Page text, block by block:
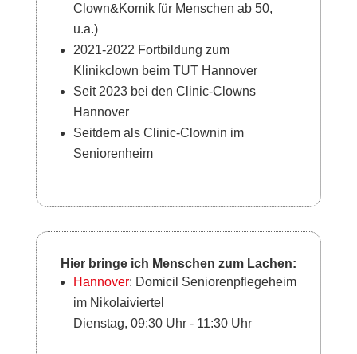
Clown&Komik für Menschen ab 50,
u.a.)
2021-2022 Fortbildung zum
Klinikclown beim TUT Hannover
Seit 2023 bei den Clinic-Clowns
Hannover
Seitdem als Clinic-Clownin im
Seniorenheim
Hier bringe ich Menschen zum Lachen:
Hannover: Domicil Seniorenpflegeheim
im Nikolaiviertel
Dienstag, 09:30 Uhr - 11:30 Uhr